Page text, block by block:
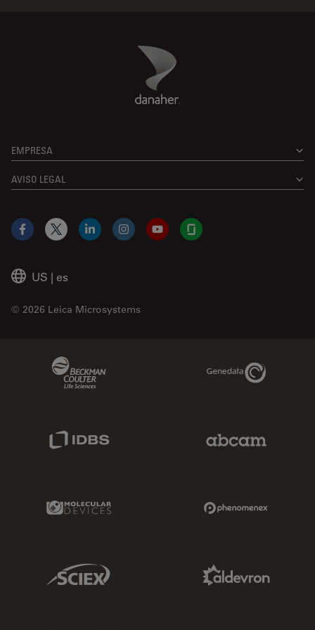
Danaher Logo
EMPRESA
AVISO LEGAL
US | es
© 2026 Leica Microsystems
Facebook
X LinkedInInstagramYouTubeGlassdoor
Genedata Link
Molecular Devices Link
Sciex Link